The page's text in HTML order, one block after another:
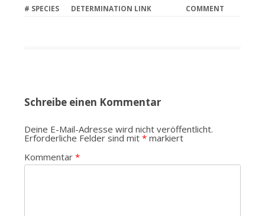
# SPECIES DETERMINATION LINK COMMENT
Schreibe einen Kommentar
Deine E-Mail-Adresse wird nicht veröffentlicht.
Erforderliche Felder sind mit *markiert
Kommentar *